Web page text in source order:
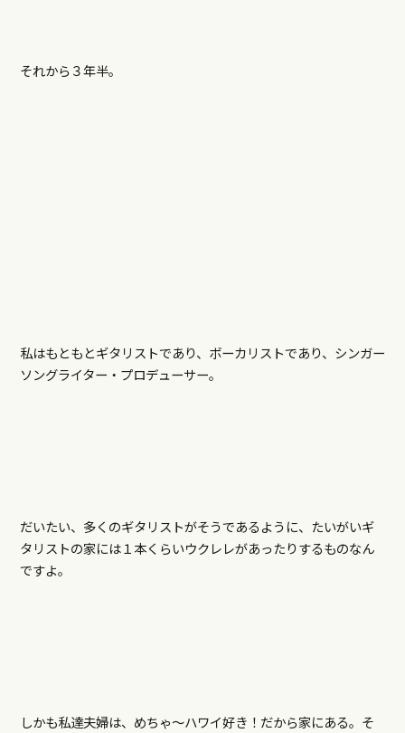
それから３年半。
私はもともとギタリストであり、ボーカリストであり、シンガー
ソングライター・プロデューサー。
だいたい、多くのギタリストがそうであるように、たいがいギ
タリストの家には１本くらいウクレレがあったりするものなん
ですよ。
しかも私達夫婦は、めちゃ～ハワイ好き！だから家にある。そ